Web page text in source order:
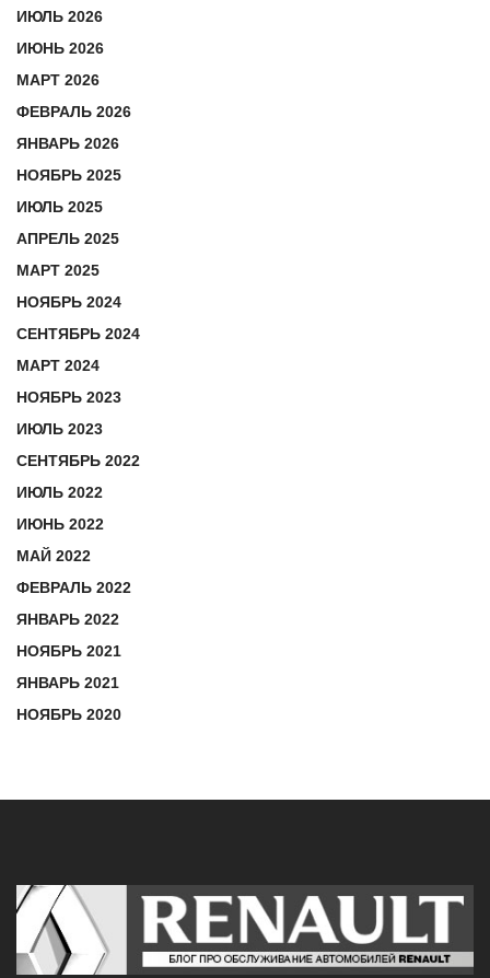
ИЮЛЬ 2026
ИЮНЬ 2026
МАРТ 2026
ФЕВРАЛЬ 2026
ЯНВАРЬ 2026
НОЯБРЬ 2025
ИЮЛЬ 2025
АПРЕЛЬ 2025
МАРТ 2025
НОЯБРЬ 2024
СЕНТЯБРЬ 2024
МАРТ 2024
НОЯБРЬ 2023
ИЮЛЬ 2023
СЕНТЯБРЬ 2022
ИЮЛЬ 2022
ИЮНЬ 2022
МАЙ 2022
ФЕВРАЛЬ 2022
ЯНВАРЬ 2022
НОЯБРЬ 2021
ЯНВАРЬ 2021
НОЯБРЬ 2020